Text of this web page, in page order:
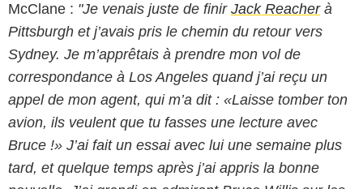
McClane : "Je venais juste de finir Jack Reacherà
Pittsburgh et j’avais pris le chemin du retour vers
Sydney. Je m’apprêtais à prendre mon vol de
correspondance à Los Angeles quand j’ai reçu un
appel de mon agent, qui m’a dit : «Laisse tomber ton
avion, ils veulent que tu fasses une lecture avec
Bruce !» J’ai fait un essai avec lui une semaine plus
tard, et quelque temps après j’ai appris la bonne